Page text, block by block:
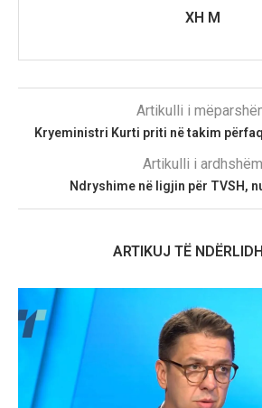
XH M
Artikulli i
Kryeministri Kurti priti në takim
Artikulli i ardhshëm
Ndryshime në ligjin për TVSH,
ARTIKUJ TË